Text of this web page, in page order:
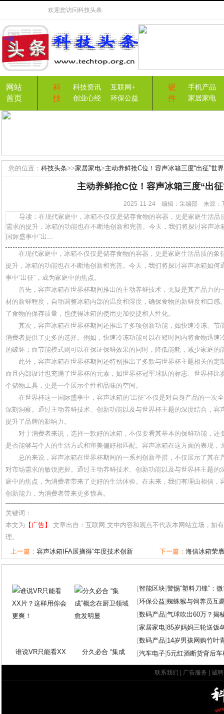
欢迎您访问科技头条
网站
首页
科
技
科技资讯
互联网+
创业心经
环保公益
硬
件
手机产品
家居家电
您的位置： 科技头条>>家居家电>主动养鲜抢C位！容声冰箱三度“出征”世
主动养鲜抢C位！容声冰箱三度“出
2025-11-24 编辑：采编部 来源
导读：在现代家庭中，冰箱不仅仅是储存食物的容器，更是家庭生活品
需求的提升，冰箱的功能也在不断地创新和完善。今天，我们将探讨容声
国际盛事中“出...
在现代家庭中，冰箱不仅仅是储存食物的容器，更是家庭生活品质的象
提升，冰箱的功能也在不断地创新和完善。今天，我们将探讨容声冰箱如何
事中“出征”，成为家庭中的焦点。
首先，容声冰箱在世界杯期间推出的主动养鲜技术，无疑是其产品力的
材的新鲜程度，自动调整冰箱内部的温度和湿度，确保食物的新鲜度和口感
了食物的保存质量，也使得冰箱的使用更加便捷和人性化。
其次，容声冰箱在世界杯期间还推出了多项创新功能，如快速冷冻、节
消费者提供了更多的选择。例如，快速冷冻功能可以在短时间内将食物迅速
的破坏；而节能模式则可以在保证保鲜效果的同时，降低能耗，减少家庭的
此外，容声冰箱在世界杯期间还特别推出了多款与世界杯主题相关的定
而且内部设计也充满了世界杯的元素，如世界杯冠军球队的标志、世界杯比
个储物工具，更是一个展示个性和品味的空间。
在世界杯这一国际盛事中，容声冰箱的“出征”不仅是对自身产品的一次
深刻洞察。通过主动养鲜技术、创新功能以及与世界杯主题的深度结合，容
提升了品牌的影响力。
对于消费者来说，选择一款好的冰箱，不仅要看其基本的保鲜功能，还
是否能够与个人的生活方式和审美偏好相匹配。容声冰箱在这方面的表现，
总的来说，容声冰箱在世界杯期间的一系列创新举措，不仅展示了其在
对市场需求的敏锐把握。通过主动养鲜技术、创新功能以及与世界杯主题的
庭中的焦点，为消费者带来了更好的生活体验。在未来，我们有理由相信，
创新能力，为消费者带来更多惊喜。
关键词：
本文为 【广告】
文章出自：互联网,文中内容和观点不代表本网站立场，如
理。
上一篇： 容声冰箱IFA展摘得“年度技术创新 下一篇： 海信冰箱荣
谁说VR只能看XX 分久必合 “集成
[智能区块]警惕“塑料刀锋”：
[环保公益]蜘蛛猴与饲养员互
[数码产品]气球吹出60万？揭
[家居家电]85岁妈妈三轮送饭
[数码产品] 14岁男孩网购竹叶
[汽车电子]5元红酒断货背后
联系我们 广告服务 诚